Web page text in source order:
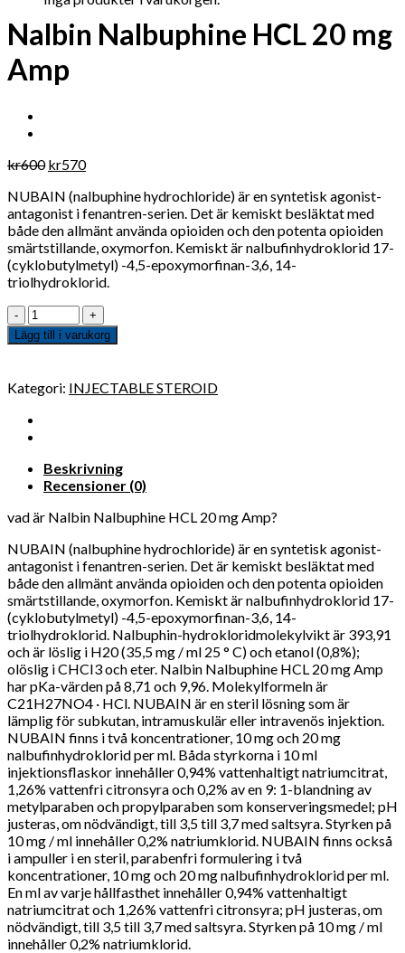
Nalbin Nalbuphine HCL 20 mg
Amp
kr600 Det
priset
var:
kr600.
kr570Det
priset
är:
kr570.
NUBAIN (nalbuphine hydrochloride) är en syntetisk agonist-
antagonist i fenantren-serien. Det är kemiskt besläktat med
både den allmänt använda opioiden och den potenta opioiden
smärtstillande, oxymorfon. Kemiskt är nalbufinhydroklorid 17-
(cyklobutylmetyl) -4,5-epoxymorfinan-3,6, 14-
triolhydroklorid.
Antal
Lägg till i varukorg
Kategori: INJECTABLE STEROID
Beskrivning
Recensioner (0)
vad är Nalbin Nalbuphine HCL 20 mg Amp?
NUBAIN (nalbuphine hydrochloride) är en syntetisk agonist-
antagonist i fenantren-serien. Det är kemiskt besläktat med
både den allmänt använda opioiden och den potenta opioiden
smärtstillande, oxymorfon. Kemiskt är nalbufinhydroklorid 17-
(cyklobutylmetyl) -4,5-epoxymorfinan-3,6, 14-
triolhydroklorid. Nalbuphin-hydrokloridmolekylvikt är 393,91
och är löslig i H20 (35,5 mg / ml 25 ° C) och etanol (0,8%);
olöslig i CHCI3 och eter. Nalbin Nalbuphine HCL 20 mg Amp
har pKa-värden på 8,71 och 9,96. Molekylformeln är
C21H27NO4 · HCl. NUBAIN är en steril lösning som är
lämplig för subkutan, intramuskulär eller intravenös injektion.
NUBAIN finns i två koncentrationer, 10 mg och 20 mg
nalbufinhydroklorid per ml. Båda styrkorna i 10 ml
injektionsflaskor innehåller 0,94% vattenhaltigt natriumcitrat,
1,26% vattenfri citronsyra och 0,2% av en 9: 1-blandning av
metylparaben och propylparaben som konserveringsmedel; pH
justeras, om nödvändigt, till 3,5 till 3,7 med saltsyra. Styrken på
10 mg / ml innehåller 0,2% natriumklorid. NUBAIN finns också
i ampuller i en steril, parabenfri formulering i två
koncentrationer, 10 mg och 20 mg nalbufinhydroklorid per ml.
En ml av varje hållfasthet innehåller 0,94% vattenhaltigt
natriumcitrat och 1,26% vattenfri citronsyra; pH justeras, om
nödvändigt, till 3,5 till 3,7 med saltsyra. Styrken på 10 mg / ml
innehåller 0,2% natriumklorid.